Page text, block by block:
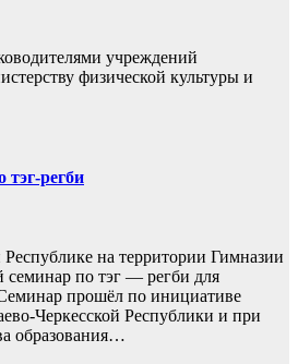
учреждений
физической культуры и
регби
на территории Гимназии
по тэг — регби для
прошёл по инициативе
Черкесской Республики и при
образования…